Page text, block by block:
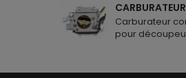
Carburateur
pour